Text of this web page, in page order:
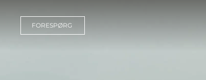
FORESPØRG